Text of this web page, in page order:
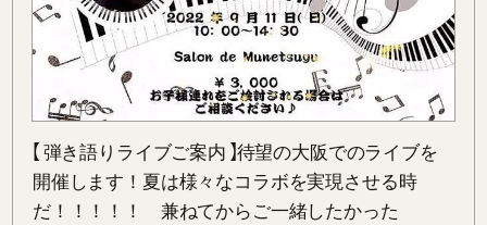
【 弾き語りライブご案内 】待望の大阪でのライブを
開催します！夏は様々なコラボを実現させる時
だ！！！！！　兼ねてからご一緒したかった